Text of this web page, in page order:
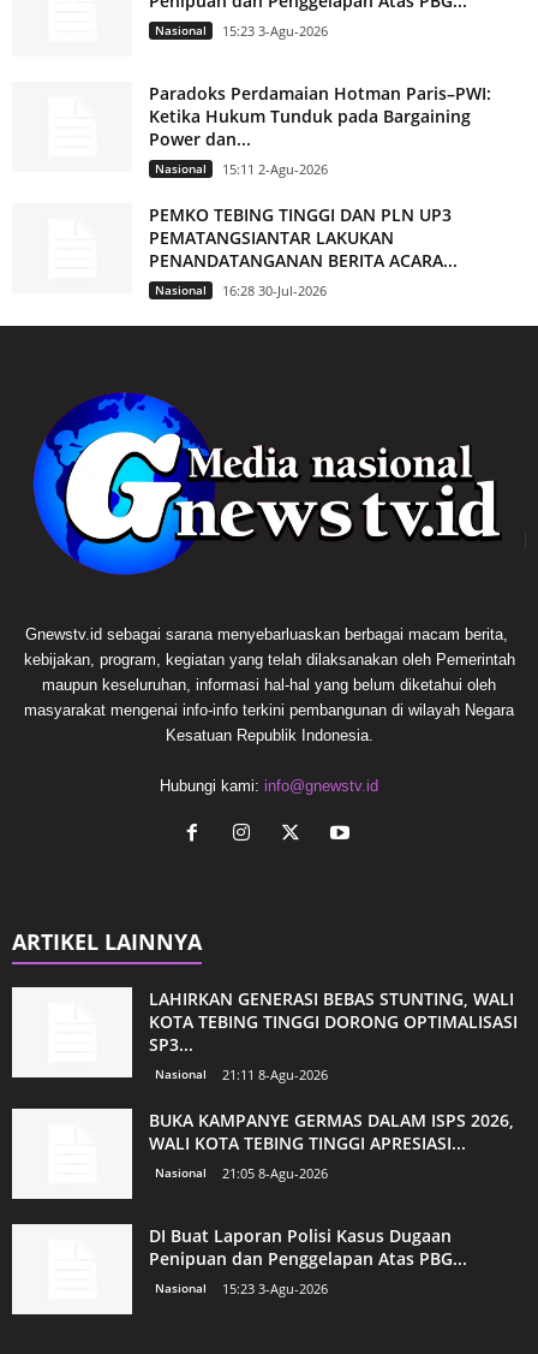
Nasional 15:23 3-Agu-2026
Paradoks Perdamaian Hotman Paris–PWI:
Ketika Hukum Tunduk pada Bargaining
Power dan...
Nasional 15:11 2-Agu-2026
PEMKO TEBING TINGGI DAN PLN UP3
PEMATANGSIANTAR LAKUKAN
PENANDATANGANAN BERITA ACARA...
Nasional 16:28 30-Jul-2026
Gnewstv.id sebagai sarana menyebarluaskan berbagai macam berita,
kebijakan, program, kegiatan yang telah dilaksanakan oleh Pemerintah
maupun keseluruhan, informasi hal-hal yang belum diketahui oleh
masyarakat mengenai info-info terkini pembangunan di wilayah Negara
Kesatuan Republik Indonesia.
Hubungi kami: info@gnewstv.id
ARTIKEL LAINNYA
LAHIRKAN GENERASI BEBAS STUNTING, WALI
KOTA TEBING TINGGI DORONG OPTIMALISASI
SP3...
Nasional 21:11 8-Agu-2026
BUKA KAMPANYE GERMAS DALAM ISPS 2026,
WALI KOTA TEBING TINGGI APRESIASI...
Nasional 21:05 8-Agu-2026
DI Buat Laporan Polisi Kasus Dugaan
Penipuan dan Penggelapan Atas PBG...
Nasional 15:23 3-Agu-2026